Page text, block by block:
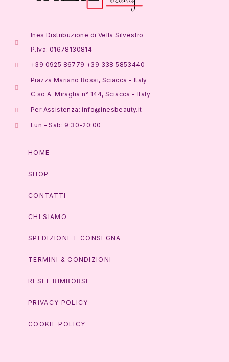
Ines Distribuzione di Vella Silvestro
P.Iva: 01678130814
+39 0925 86779 +39 338 5853440
Piazza Mariano Rossi, Sciacca - Italy
C.so A. Miraglia n° 144, Sciacca - Italy
Per Assistenza: info@inesbeauty.it
Lun - Sab: 9:30-20:00
HOME
SHOP
CONTATTI
CHI SIAMO
SPEDIZIONE E CONSEGNA
TERMINI & CONDIZIONI
RESI E RIMBORSI
PRIVACY POLICY
COOKIE POLICY